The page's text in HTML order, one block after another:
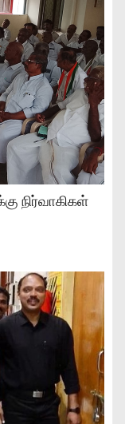
நிர்வாகிகள்